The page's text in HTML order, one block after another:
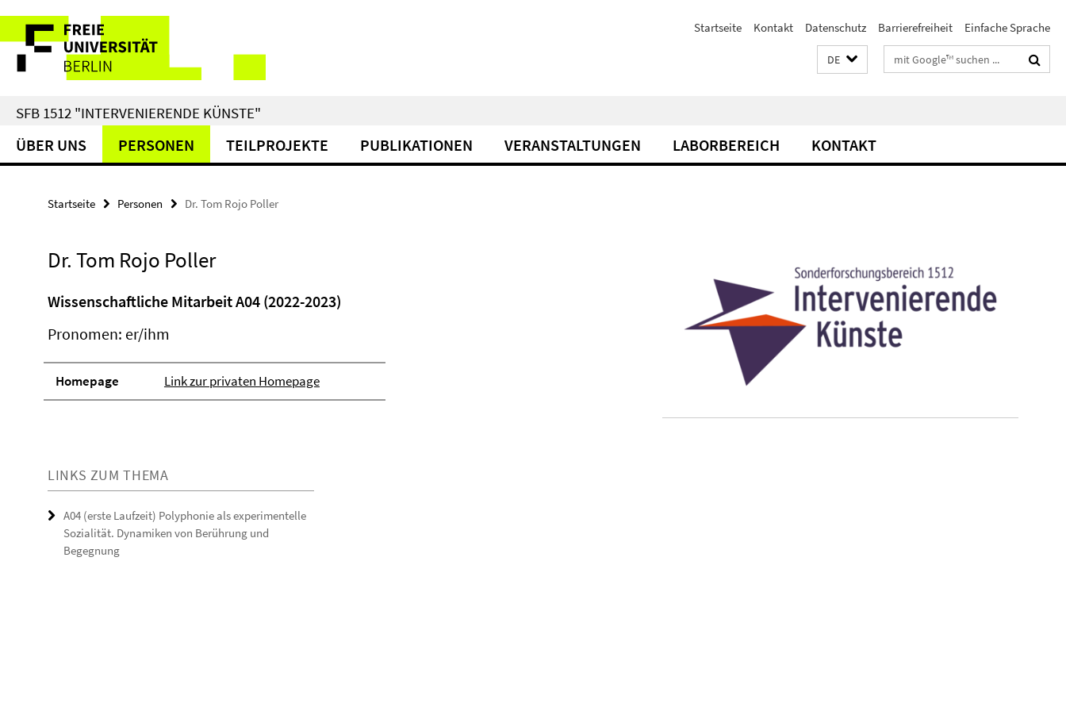
direkt
Inhalt
Service-
Navigation
Startseite Kontakt Datenschutz Barrierefreiheit Einfache Sprache
DE Suchbegriffe
SFB 1512 "INTERVENIERENDE KÜNSTE"
ÜBER UNS PERSONEN TEILPROJEKTE PUBLIKATIONEN VERANSTALTUNGEN LABORBEREICH KONTAKT
Startseite Personen Dr. Tom Rojo Poller
Dr. Tom Rojo Poller
Wissenschaftliche Mitarbeit A04 (2022-2023)
Pronomen: er/ihm
Homepage Link zur privaten Homepage
LINKS ZUM THEMA
A04 (erste Laufzeit) Polyphonie als experimentelle
Sozialität. Dynamiken von Berührung und
Begegnung